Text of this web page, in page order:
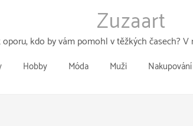
Zuzaart
kdo by vám pomohl v těžkých časech?
Hobby Móda Muži Nakupování